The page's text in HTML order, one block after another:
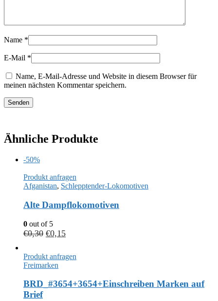
Name *
E-Mail *
Name, E-Mail-Adresse und Website in diesem Browser für
meinen nächsten Kommentar speichern.
Ähnliche Produkte
-50%
Produkt anfragen
Afganistan, Schlepptender-Lokomotiven
Alte Dampflokomotiven
0 out of 5
€0,30 €0,15
Produkt anfragen
Freimarken
BRD_#3654+3654+Einschreiben Marken auf
Brief